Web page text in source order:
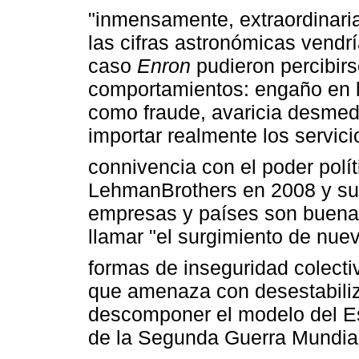
"inmensamente,
las cifras astronómicas
caso Enron pudieron
comportamientos: engaño
como fraude, avaricia
importar realmente los
connivencia con el poder
LehmanBrothers en 2008 y
empresas y países son
llamar "el surgimiento de
formas de inseguridad
que amenaza con
descomponer el modelo del
de la Segunda Guerra